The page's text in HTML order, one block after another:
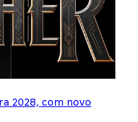
2028, com novo